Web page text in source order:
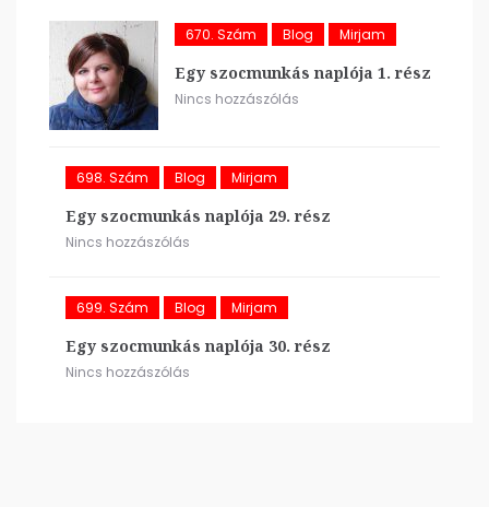
670. Szám Blog Mirjam
Egy szocmunkás naplója 1. rész
Nincs hozzászólás
698. Szám Blog Mirjam
Egy szocmunkás naplója 29. rész
Nincs hozzászólás
699. Szám Blog Mirjam
Egy szocmunkás naplója 30. rész
Nincs hozzászólás